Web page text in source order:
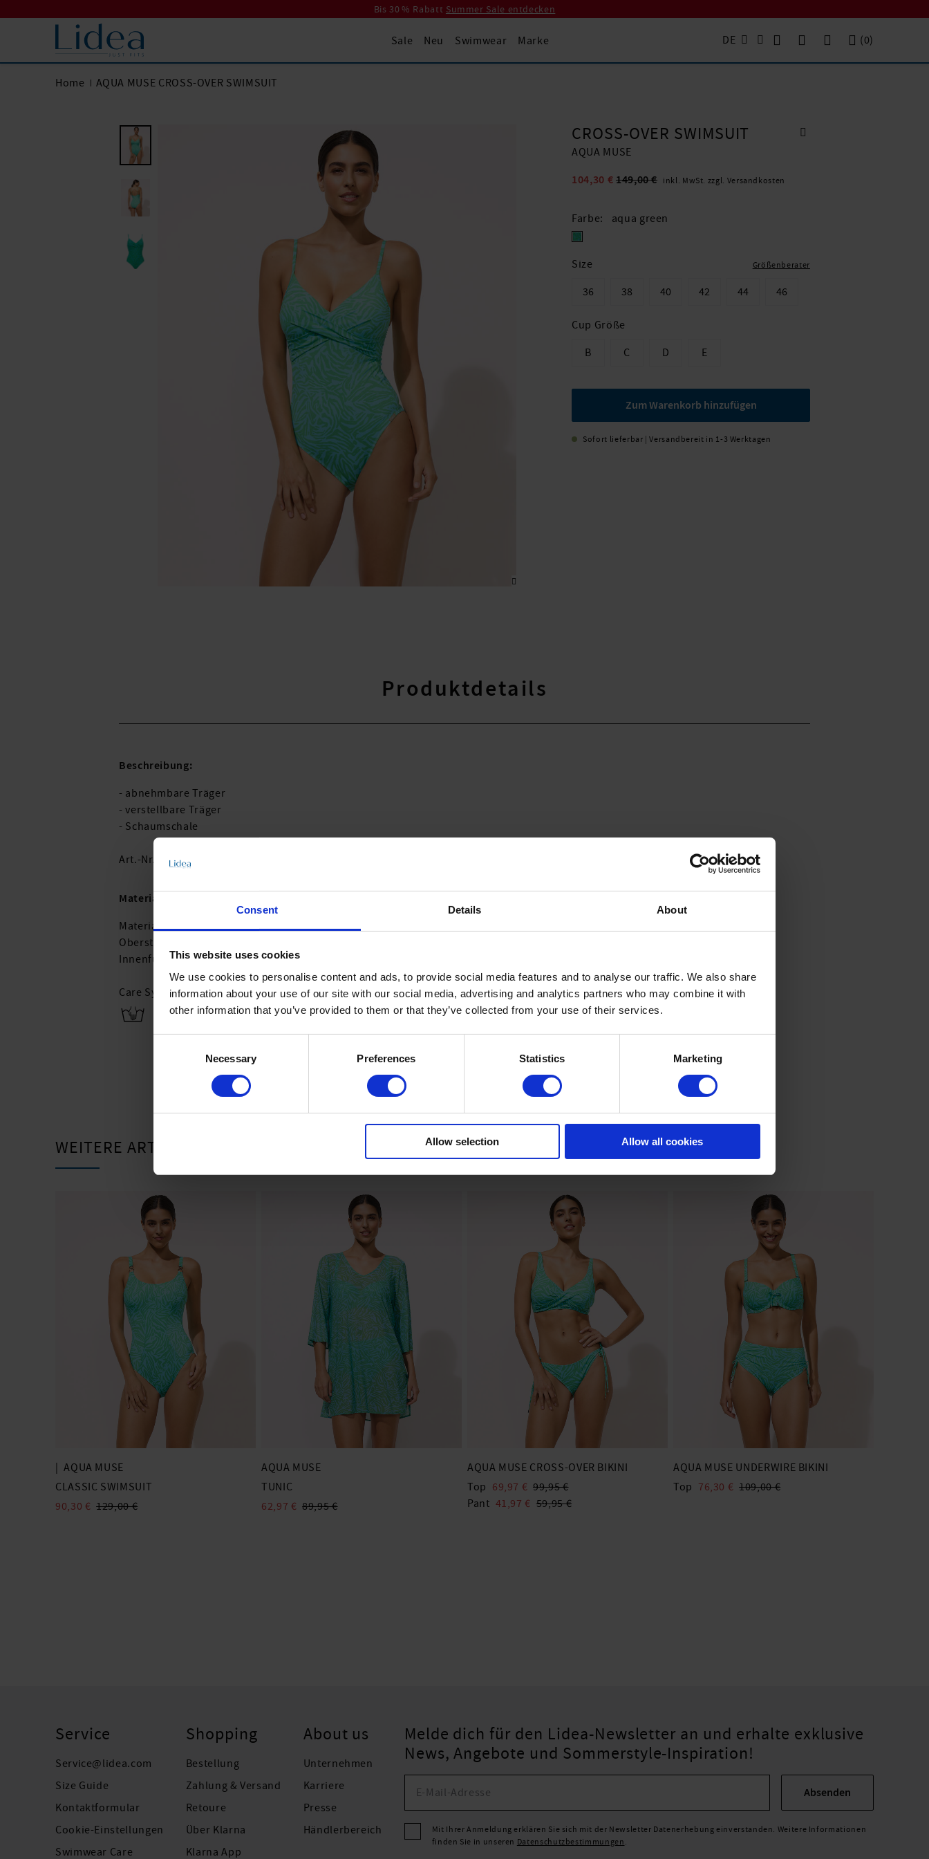
Consent Details About
This website uses cookies
We use cookies to personalise content and ads, to provide social media features and to analyse our traffic. We also share
information about your use of our site with our social media, advertising and analytics partners who may combine it with
other information that you’ve provided to them or that they’ve collected from your use of their services.
Necessary Preferences Statistics Marketing
Allow selection Allow all cookies
Bis 30 % Rabatt Summer Sale entdecken
Sale Neu Swimwear Marke DE (0)
Home AQUA MUSE CROSS-OVER SWIMSUIT
CROSS-OVER SWIMSUIT
AQUA MUSE
104,30 €149,00 € inkl. MwSt. zzgl. Versandkosten
Farbe aqua green
Size
36
38 40 42 44 46
Cup Größe
B
C D E
Größenberater
Zum Warenkorb hinzufügen
Sofort lieferbar | Versandbereit in 1-3 Werktagen
Produktdetails
Beschreibung:
- abnehmbare Träger
- verstellbare Träger
- Schaumschale
Art.-Nr.: 8220_779_435
Material & Pflege:
Material:
Oberstoff: 74% Polyamid,13% Polyester,13% Elasthan
Innenfutter: 84% Polyamid,16% Elasthan
Care Symbols:
WEITERE ARTIKEL
AQUA MUSE
CLASSIC SWIMSUIT
90,30 € 129,00 €
AQUA MUSE
TUNIC
62,97 € 89,95 €
AQUA MUSE CROSS-OVER BIKINI
Top 69,97 € 99,95 €
Pant 41,97 € 59,95 €
AQUA MUSE UNDERWIRE BIKINI
Top 76,30 € 109,00 €
Service
Service@lidea.com
Size Guide
Kontaktformular
Cookie-Einstellungen
Swimwear Care
Shopping
Bestellung
Zahlung & Versand
Retoure
Über Klarna
Klarna App
About us
Unternehmen
Karriere
Presse
Händlerbereich
Melde dich für den Lidea-Newsletter an und erhalte exklusive
News, Angebote und Sommerstyle-Inspiration!
Absenden
Mit Ihrer Anmeldung erklären Sie sich mit der Newsletter Datenerhebung einverstanden. Weitere Informationen
finden Sie in unseren Datenschutzbestimmungen.